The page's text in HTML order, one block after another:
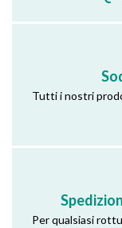
Tutti i nostri
Per qualsiasi